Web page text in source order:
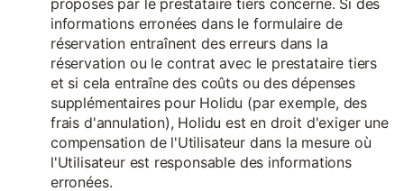
proposés par le prestataire tiers concerné. Si des
informations erronées dans le formulaire de
réservation entraînent des erreurs dans la
réservation ou le contrat avec le prestataire tiers
et si cela entraîne des coûts ou des dépenses
supplémentaires pour Holidu (par exemple, des
frais d'annulation), Holidu est en droit d'exiger une
compensation de l'Utilisateur dans la mesure où
l'Utilisateur est responsable des informations
erronées.